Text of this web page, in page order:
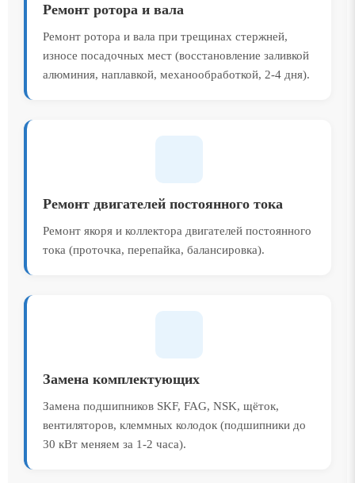
Ремонт ротора и вала
Ремонт ротора и вала при трещинах стержней,
износе посадочных мест (восстановление заливкой
алюминия, наплавкой, механообработкой, 2-4 дня).
Ремонт двигателей постоянного тока
Ремонт якоря и коллектора двигателей постоянного
тока (проточка, перепайка, балансировка).
Замена комплектующих
Замена подшипников SKF, FAG, NSK, щёток,
вентиляторов, клеммных колодок (подшипники до
30 кВт меняем за 1-2 часа).